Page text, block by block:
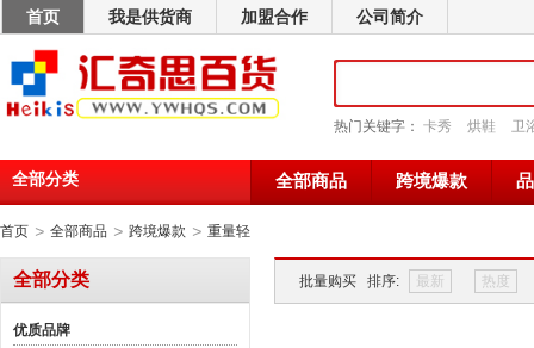
首页 我是供货商 加盟合作 公司简介
热门关键字： 卡秀 烘鞋 卫
全部分类 全部商品 跨境爆款
首页 > 全部商品 > 跨境爆款 > 重量轻
全部分类
优质品牌
批量购买 排序: 最新 热度